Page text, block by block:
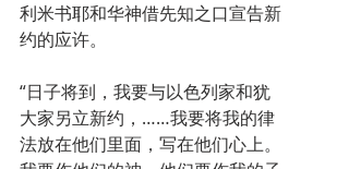
利米书耶和华神借先知之口宣告新
约的应许。
“日子将到，我要与以色列家和犹
大家另立新约，……我要将我的律
法放在他们里面，写在他们心上。